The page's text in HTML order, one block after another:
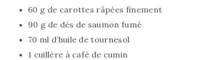
60 g de carottes râpées finement
90 g de dés de saumon fumé
70 ml d’huile de tournesol
1 cuillère à café de cumin